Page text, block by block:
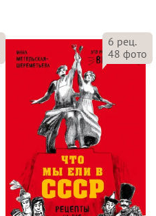
6 рец.
48 фото